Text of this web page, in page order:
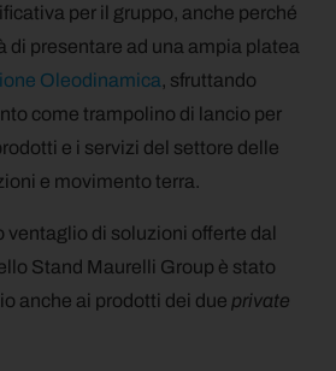
per il gruppo, anche perché
di presentare ad una ampia platea
Oleodinamica, sfruttando
come trampolino di lancio per
e i servizi del settore delle
e movimento terra.
ventaglio di soluzioni offerte dal
Stand Maurelli Group è stato
anche ai prodotti dei due private